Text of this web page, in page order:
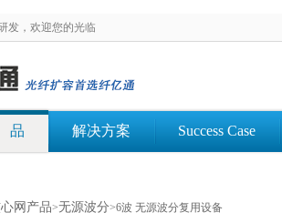
发，欢迎您的光临
品 解决方案 Success Case
网产品>无源波分>6波 无源波分复用设备